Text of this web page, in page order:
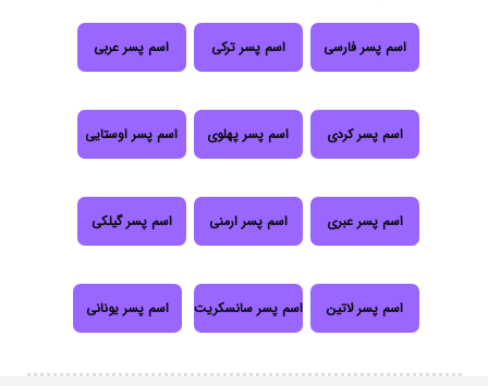
اسم پسر فارسی اسم پسر ترکی اسم پسر عربی
اسم پسر کردی اسم پسر پهلوی اسم پسر اوستایی
اسم پسر عبری اسم پسر ارمنی اسم پسر گیلکی
اسم پسر لاتین اسم پسر سانسکریت اسم پسر یونانی